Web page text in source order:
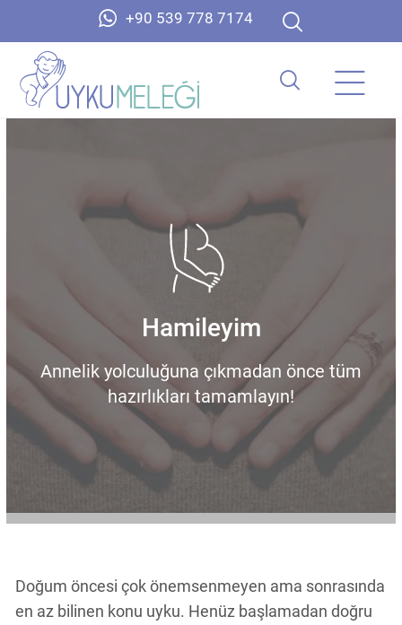
+90 539 778 7174
Hamileyim
Annelik yolculuğuna çıkmadan önce tüm
hazırlıkları tamamlayın!
Doğum öncesi çok önemsenmeyen ama sonrasında
en az bilinen konu uyku. Henüz başlamadan doğru